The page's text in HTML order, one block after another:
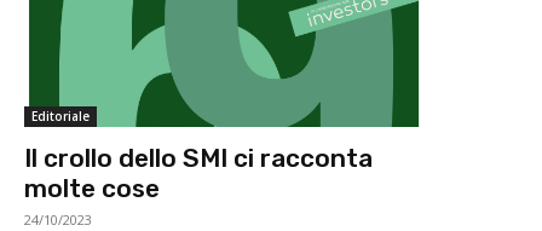
Editoriale
Il crollo dello SMI ci racconta
molte cose
24/10/2023